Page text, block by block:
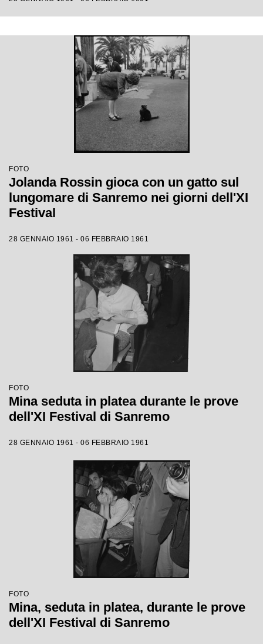
FOTO
Jolanda Rossin gioca con un gatto sul
lungomare di Sanremo nei giorni dell'XI
Festival
28 GENNAIO 1961 - 06 FEBBRAIO 1961
FOTO
Mina seduta in platea durante le prove
dell'XI Festival di Sanremo
28 GENNAIO 1961 - 06 FEBBRAIO 1961
FOTO
Mina, seduta in platea, durante le prove
dell'XI Festival di Sanremo